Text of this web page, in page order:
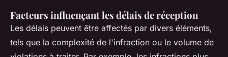
Facteurs influençant les délais de réception
Les délais peuvent être affectés par divers éléments,
tels que la complexité de l'infraction ou le volume de